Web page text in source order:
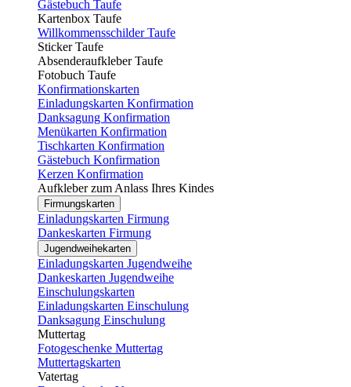
Gästebuch Taufe
Kartenbox Taufe
Willkommensschilder Taufe
Sticker Taufe
Absenderaufkleber Taufe
Fotobuch Taufe
Konfirmationskarten
Einladungskarten Konfirmation
Danksagung Konfirmation
Menükarten Konfirmation
Tischkarten Konfirmation
Gästebuch Konfirmation
Kerzen Konfirmation
Aufkleber zum Anlass Ihres Kindes
Firmungskarten
Einladungskarten Firmung
Dankeskarten Firmung
Jugendweihekarten
Einladungskarten Jugendweihe
Dankeskarten Jugendweihe
Einschulungskarten
Einladungskarten Einschulung
Danksagung Einschulung
Muttertag
Fotogeschenke Muttertag
Muttertagskarten
Vatertag